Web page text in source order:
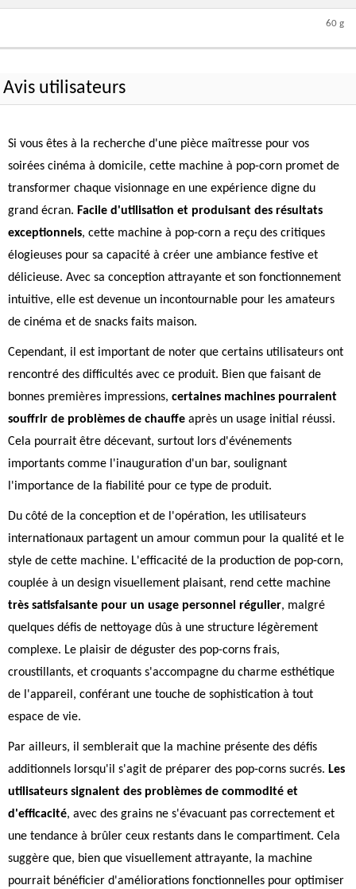
60 g
Avis utilisateurs
Si vous êtes à la recherche d'une pièce maîtresse pour vos
soirées cinéma à domicile, cette machine à pop-corn promet de
transformer chaque visionnage en une expérience digne du
grand écran. Facile d'utilisation et produisant des résultats
exceptionnels, cette machine à pop-corn a reçu des critiques
élogieuses pour sa capacité à créer une ambiance festive et
délicieuse. Avec sa conception attrayante et son fonctionnement
intuitive, elle est devenue un incontournable pour les amateurs
de cinéma et de snacks faits maison.
Cependant, il est important de noter que certains utilisateurs ont
rencontré des difficultés avec ce produit. Bien que faisant de
bonnes premières impressions, certaines machines pourraient
souffrir de problèmes de chauffe après un usage initial réussi.
Cela pourrait être décevant, surtout lors d'événements
importants comme l'inauguration d'un bar, soulignant
l'importance de la fiabilité pour ce type de produit.
Du côté de la conception et de l'opération, les utilisateurs
internationaux partagent un amour commun pour la qualité et le
style de cette machine. L'efficacité de la production de pop-corn,
couplée à un design visuellement plaisant, rend cette machine
très satisfaisante pour un usage personnel régulier, malgré
quelques défis de nettoyage dûs à une structure légèrement
complexe. Le plaisir de déguster des pop-corns frais,
croustillants, et croquants s'accompagne du charme esthétique
de l'appareil, conférant une touche de sophistication à tout
espace de vie.
Par ailleurs, il semblerait que la machine présente des défis
additionnels lorsqu'il s'agit de préparer des pop-corns sucrés. Les
utilisateurs signalent des problèmes de commodité et
d'efficacité, avec des grains ne s'évacuant pas correctement et
une tendance à brûler ceux restants dans le compartiment. Cela
suggère que, bien que visuellement attrayante, la machine
pourrait bénéficier d'améliorations fonctionnelles pour optimiser